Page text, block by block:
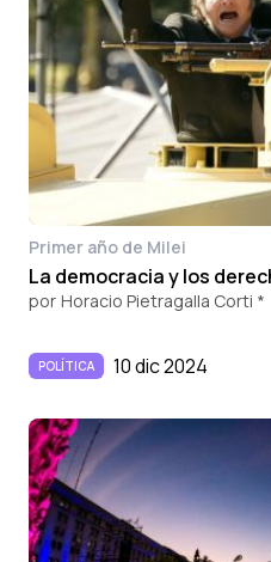
Primer año de Milei
La democracia y los
por Horacio Pietragalla Corti *
POLÍTICA 10 dic 2024